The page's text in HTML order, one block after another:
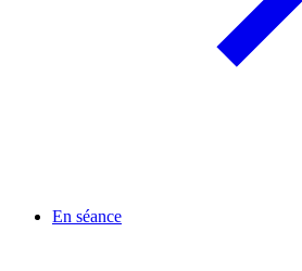
En séance